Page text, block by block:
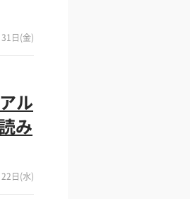
日(金)
ル
み
日(水)